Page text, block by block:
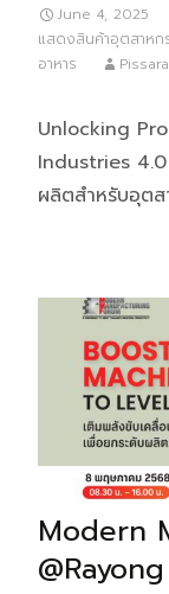
June 4, 2025
แสดงสินค้าอุตสาหก
อาหาร
Unlocking
Industries
ผลิตสำหรับอุต
Modern
@Rayong